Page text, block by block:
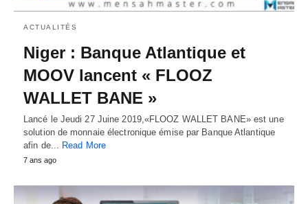
ACTUALITÉS
Niger : Banque Atlantique et
MOOV lancent « FLOOZ
WALLET BANE »
Lancé le Jeudi 27 Juine 2019,«FLOOZ WALLET BANE» est une
solution de monnaie électronique émise par Banque Atlantique
afin de...
Read More
7 ans ago